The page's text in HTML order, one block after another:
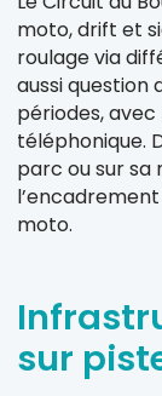
moto, drift et
roulage via
aussi question
périodes,
téléphonique.
parc ou sur sa
moto.
sur